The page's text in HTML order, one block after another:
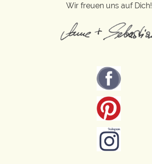
Wir freuen uns auf Dich!